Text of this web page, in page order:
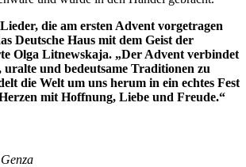
die am ersten Advent vorgetragen
Deutsche Haus mit dem Geist der
Olga Litnewskaja. „Der Advent verbindet
uralte und bedeutsame Traditionen zu
die Welt um uns herum in ein echtes Fest
mit Hoffnung, Liebe und Freude.“